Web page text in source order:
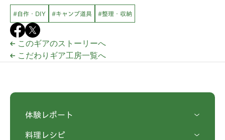
#自作・DIY #キャンプ道具 #整理・収納
このギアのストーリーへ
こだわりギア工房一覧へ
体験レポート
料理レシピ